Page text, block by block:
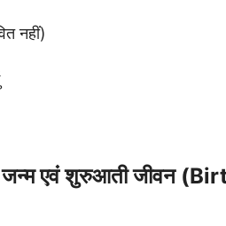
नहीं)
जन्म एवं शुरुआती जीवन